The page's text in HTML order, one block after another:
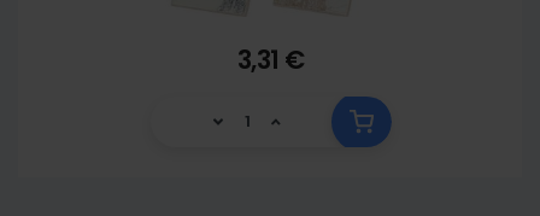
3,31 €